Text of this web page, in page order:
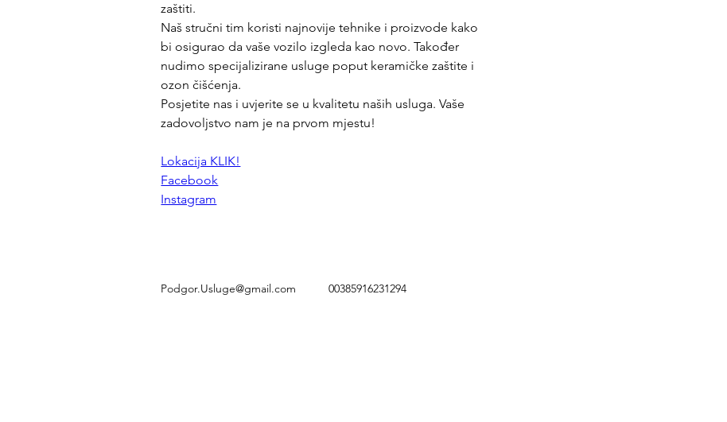
zaštiti.
Naš stručni tim koristi najnovije tehnike i proizvode kako
bi osigurao da vaše vozilo izgleda kao novo. Također
nudimo specijalizirane usluge poput keramičke zaštite i
ozon čišćenja.
Posjetite nas i uvjerite se u kvalitetu naših usluga. Vaše
zadovoljstvo nam je na prvom mjestu!
Lokacija KLIK!
Facebook
Instagram
Podgor.Usluge@gmail.com 00385916231294